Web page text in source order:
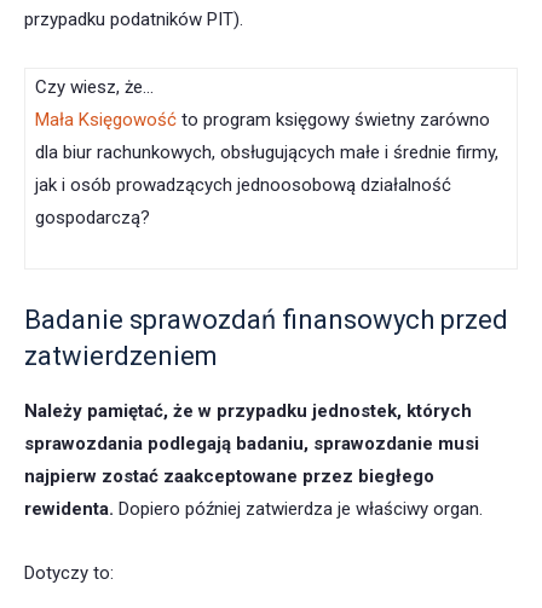
przypadku podatników PIT).
Czy wiesz, że…
Mała Księgowość to program księgowy świetny zarówno
dla biur rachunkowych, obsługujących małe i średnie firmy,
jak i osób prowadzących jednoosobową działalność
gospodarczą?
Badanie sprawozdań finansowych przed
zatwierdzeniem
Należy pamiętać, że w przypadku jednostek, których
sprawozdania podlegają badaniu, sprawozdanie musi
najpierw zostać zaakceptowane przez biegłego
rewidenta. Dopiero później zatwierdza je właściwy organ.
Dotyczy to: